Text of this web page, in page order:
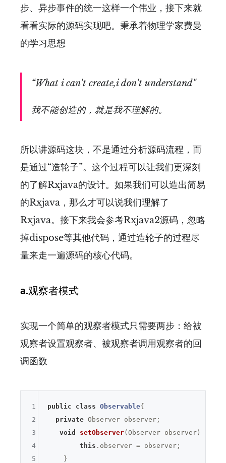
步、异步事件的统一这样一个伟业，接下来就
看看实际的源码实现吧。秉承着物理学家费曼
的学习思想
“What i can't create,i don't understand"
我不能创造的，就是我不理解的。
所以讲源码这块，不是通过分析源码流程，而
是通过“造轮子”。这个过程可以让我们更深刻
的了解Rxjava的设计。如果我们可以造出简易
的Rxjava，那么才可以说我们理解了
Rxjava。接下来我会参考Rxjava2源码，忽略
掉dispose等其他代码，通过造轮子的过程尽
量来走一遍源码的核心代码。
a.观察者模式
实现一个简单的观察者模式只需要两步：给被
观察者设置观察者、被观察者调用观察者的回
调函数
public class Observable{
private Observer observer;
void
setObserver(Observer observer)
this .observer = observer;
    }
1
2
3
4
5